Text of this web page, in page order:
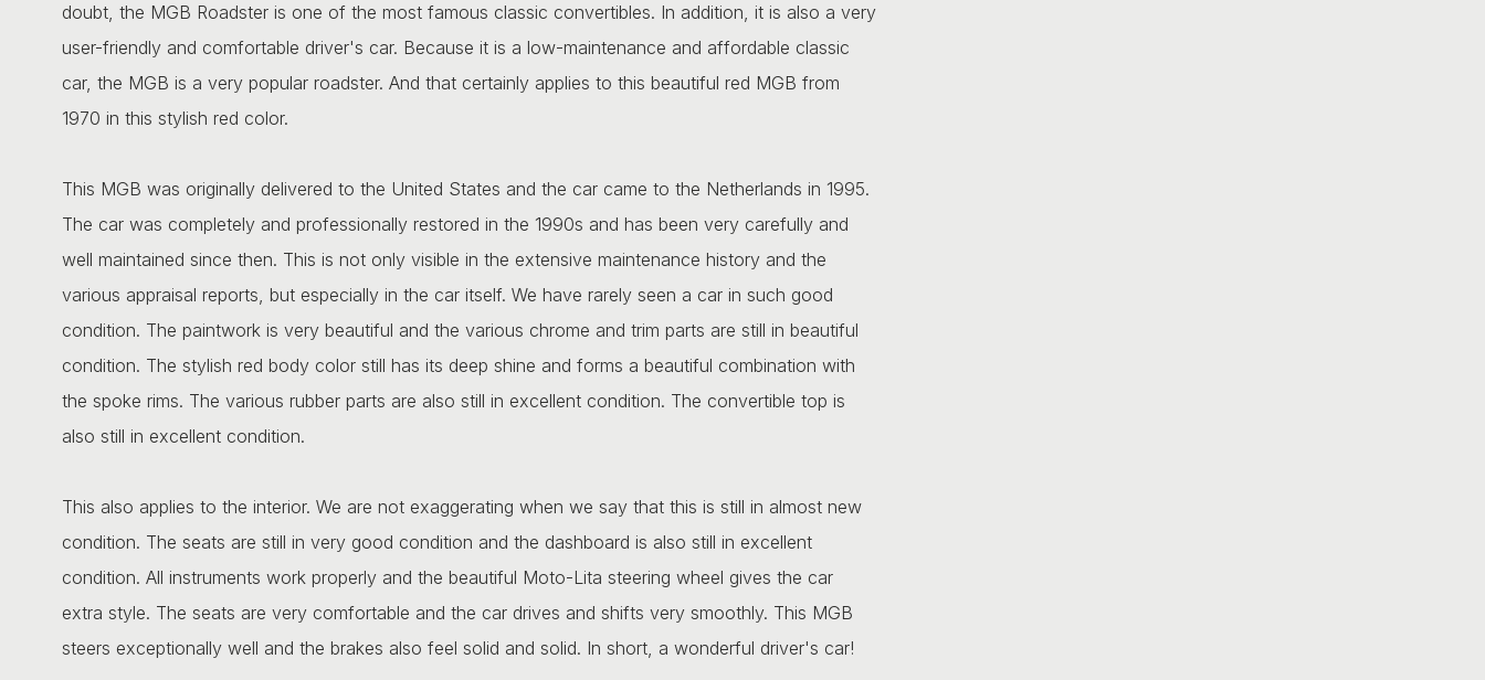
doubt, the MGB Roadster is one of the most famous classic convertibles. In addition, it is also a very
user-friendly and comfortable driver's car. Because it is a low-maintenance and affordable classic
car, the MGB is a very popular roadster. And that certainly applies to this beautiful red MGB from
1970 in this stylish red color.
This MGB was originally delivered to the United States and the car came to the Netherlands in 1995.
The car was completely and professionally restored in the 1990s and has been very carefully and
well maintained since then. This is not only visible in the extensive maintenance history and the
various appraisal reports, but especially in the car itself. We have rarely seen a car in such good
condition. The paintwork is very beautiful and the various chrome and trim parts are still in beautiful
condition. The stylish red body color still has its deep shine and forms a beautiful combination with
the spoke rims. The various rubber parts are also still in excellent condition. The convertible top is
also still in excellent condition.
This also applies to the interior. We are not exaggerating when we say that this is still in almost new
condition. The seats are still in very good condition and the dashboard is also still in excellent
condition. All instruments work properly and the beautiful Moto-Lita steering wheel gives the car
extra style. The seats are very comfortable and the car drives and shifts very smoothly. This MGB
steers exceptionally well and the brakes also feel solid and solid. In short, a wonderful driver's car!